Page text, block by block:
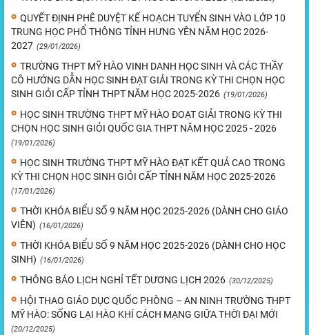
QUYẾT ĐỊNH PHÊ DUYỆT KẾ HOẠCH TUYỂN SINH VÀO LỚP 10
TRUNG HỌC PHỔ THÔNG TỈNH HƯNG YÊN NĂM HỌC 2026-
2027 (29/01/2026)
TRƯỜNG THPT MỸ HÀO VINH DANH HỌC SINH VÀ CÁC THẦY
CÔ HƯỚNG DẪN HỌC SINH ĐẠT GIẢI TRONG KỲ THI CHỌN HỌC
SINH GIỎI CẤP TỈNH THPT NĂM HỌC 2025-2026 (19/01/2026)
HỌC SINH TRƯỜNG THPT MỸ HÀO ĐOẠT GIẢI TRONG KỲ THI
CHỌN HỌC SINH GIỎI QUỐC GIA THPT NĂM HỌC 2025 - 2026
(19/01/2026)
HỌC SINH TRƯỜNG THPT MỸ HÀO ĐẠT KẾT QUẢ CAO TRONG
KỲ THI CHỌN HỌC SINH GIỎI CẤP TỈNH NĂM HỌC 2025-2026
(17/01/2026)
THỜI KHÓA BIỂU SỐ 9 NĂM HỌC 2025-2026 (DÀNH CHO GIÁO
VIÊN) (16/01/2026)
THỜI KHÓA BIỂU SỐ 9 NĂM HỌC 2025-2026 (DÀNH CHO HỌC
SINH) (16/01/2026)
THÔNG BÁO LỊCH NGHỈ TẾT DƯƠNG LỊCH 2026 (30/12/2025)
HỘI THAO GIÁO DỤC QUỐC PHÒNG – AN NINH TRƯỜNG THPT
MỸ HÀO: SỐNG LẠI HÀO KHÍ CÁCH MẠNG GIỮA THỜI ĐẠI MỚI
(20/12/2025)